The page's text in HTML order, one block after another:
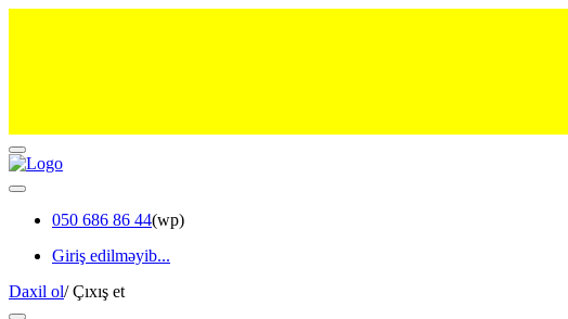
050 686 86 44(wp)
Giriş edilməyib...
Daxil ol/Çıxış et